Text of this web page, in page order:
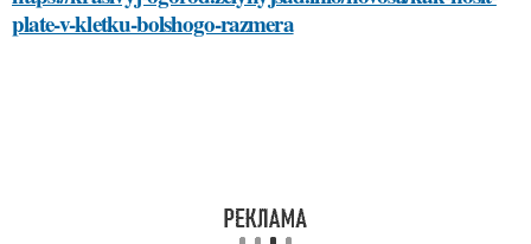
plate-v-kletku-bolshogo-razmera